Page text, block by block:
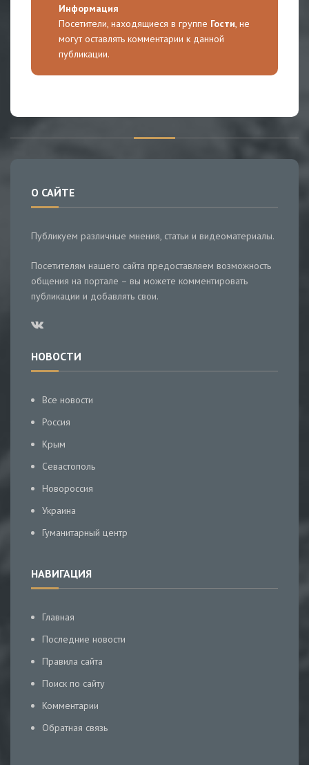
Информация
Посетители, находящиеся в группе Гости, не
могут оставлять комментарии к данной
публикации.
О САЙТЕ
Публикуем различные мнения, статьи и видеоматериалы.
Посетителям нашего сайта предоставляем возможность
общения на портале – вы можете комментировать
публикации и добавлять свои.
НОВОСТИ
Все новости
Россия
Крым
Севастополь
Новороссия
Украина
Гуманитарный центр
НАВИГАЦИЯ
Главная
Последние новости
Правила сайта
Поиск по сайту
Комментарии
Обратная связь